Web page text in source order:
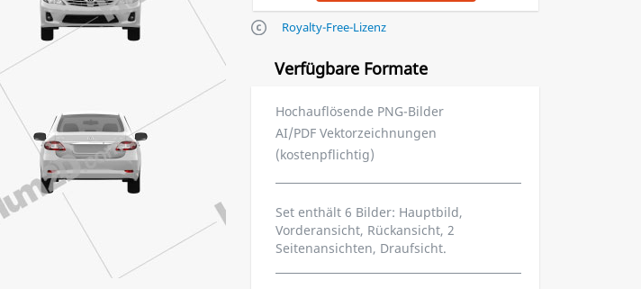
Royalty-Free-Lizenz
Verfügbare Formate
Hochauflösende PNG-Bilder
AI/PDF Vektorzeichnungen
(kostenpflichtig)
Set enthält 6 Bilder: Hauptbild,
Vorderansicht, Rückansicht, 2
Seitenansichten, Draufsicht.